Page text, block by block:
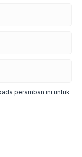
peramban ini untuk